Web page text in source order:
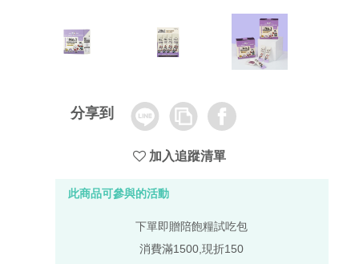
分享到 Line
Copy
Link
Facebook
加入追蹤清單
此商品可參與的活動
下單即贈陪飽糧試吃包
消費滿1500,現折150